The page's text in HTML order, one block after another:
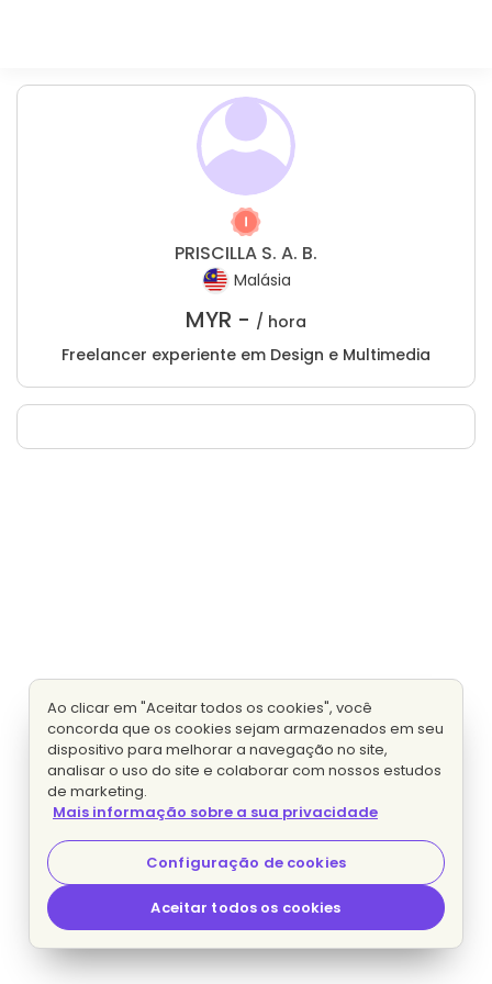
PRISCILLA S. A. B.
Malásia
MYR - / hora
Freelancer experiente em Design e Multimedia
Ao clicar em "Aceitar todos os cookies", você
concorda que os cookies sejam armazenados em seu
dispositivo para melhorar a navegação no site,
analisar o uso do site e colaborar com nossos estudos
de marketing.
Mais informação sobre a sua privacidade
Configuração de cookies
Aceitar todos os cookies